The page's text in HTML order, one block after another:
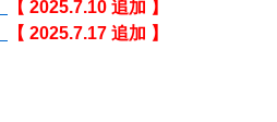
【 2025.7.10 追加 】
【 2025.7.17 追加 】